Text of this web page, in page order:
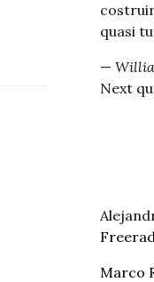
quasi
—
Next
Marco